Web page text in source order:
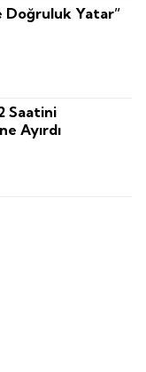
Doğruluk Yatar”
Saatini
Ayırdı